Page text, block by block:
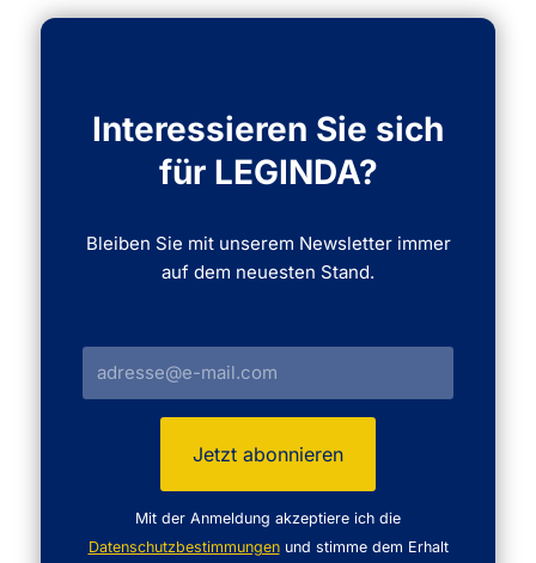
Interessieren Sie sich
für LEGINDA?
Bleiben Sie mit unserem Newsletter immer
auf dem neuesten Stand.
Mit der Anmeldung akzeptiere ich die
Datenschutzbestimmungenund stimme dem Erhalt